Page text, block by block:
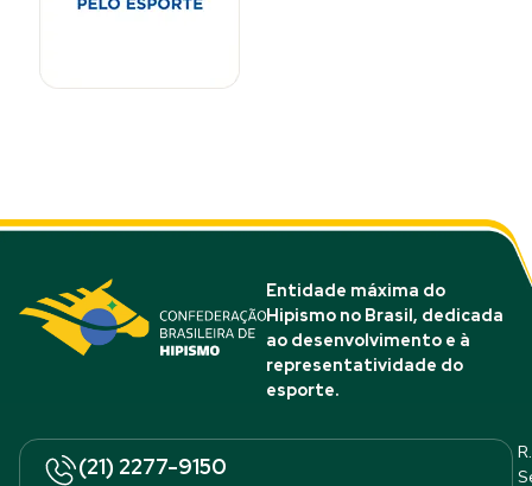
Entidade máxima do
Hipismo no Brasil, dedicada
ao desenvolvimento e à
representatividade do
esporte.
(21) 2277-9150
R.